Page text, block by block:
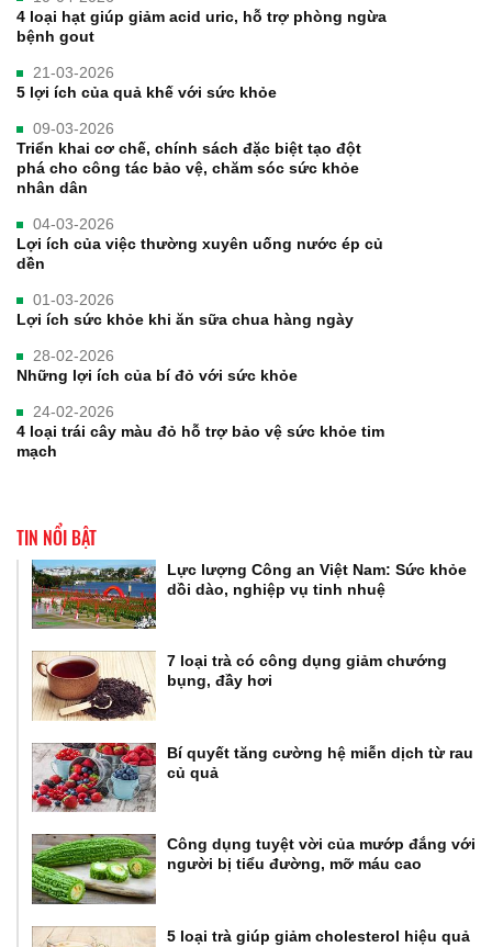
4 loại hạt giúp giảm acid uric, hỗ trợ phòng ngừa
bệnh gout
21-03-2026
5 lợi ích của quả khế với sức khỏe
09-03-2026
Triển khai cơ chế, chính sách đặc biệt tạo đột
phá cho công tác bảo vệ, chăm sóc sức khỏe
nhân dân
04-03-2026
Lợi ích của việc thường xuyên uống nước ép củ
dền
01-03-2026
Lợi ích sức khỏe khi ăn sữa chua hàng ngày
28-02-2026
Những lợi ích của bí đỏ với sức khỏe
24-02-2026
4 loại trái cây màu đỏ hỗ trợ bảo vệ sức khỏe tim
mạch
TIN NỔI BẬT
Lực lượng Công an Việt Nam: Sức khỏe
dồi dào, nghiệp vụ tinh nhuệ
7 loại trà có công dụng giảm chướng
bụng, đầy hơi
Bí quyết tăng cường hệ miễn dịch từ rau
củ quả
Công dụng tuyệt vời của mướp đắng với
người bị tiểu đường, mỡ máu cao
5 loại trà giúp giảm cholesterol hiệu quả